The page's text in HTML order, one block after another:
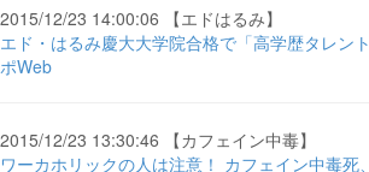
2015/12/23 14:00:06 【エドはるみ】
エド・はるみ慶大大学院合格で「高学歴タレン
ポWeb
2015/12/23 13:30:46 【カフェイン中毒】
ワーカホリックの人は注意！ カフェイン中毒死